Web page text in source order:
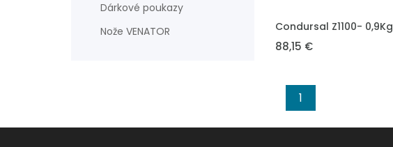
Dárkové poukazy
Nože VENATOR
VLOŽIT DO KOŠÍKU
Condursal Z1100- 0,9Kg
88,15 €
1